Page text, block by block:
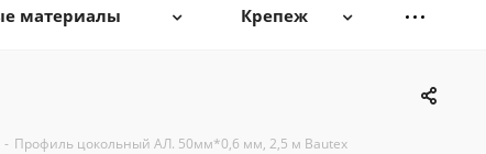
материалы Крепеж
- Профиль цокольный АЛ. 50мм*0,6 мм, 2,5 м Bautex